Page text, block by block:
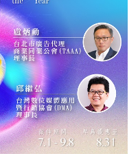
造差異化
級的責任！
數位轉型該怎麼